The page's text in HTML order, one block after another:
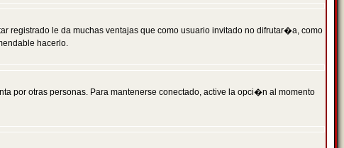
registrado le da muchas ventajas que como usuario invitado no difrutar�a, como
hacerlo.
por otras personas. Para mantenerse conectado, active la opci�n al momento